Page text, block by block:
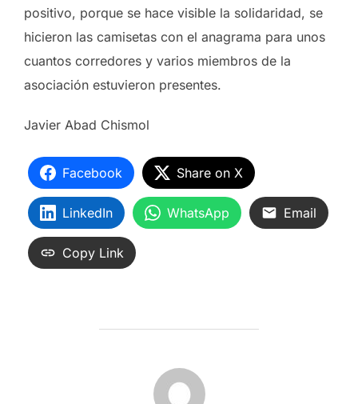
positivo, porque se hace visible la solidaridad, se
hicieron las camisetas con el anagrama para unos
cuantos corredores y varios miembros de la
asociación estuvieron presentes.
Javier Abad Chismol
Facebook Share on X
LinkedIn WhatsApp Email
Copy Link
AUTOR DE LA ENTRADA